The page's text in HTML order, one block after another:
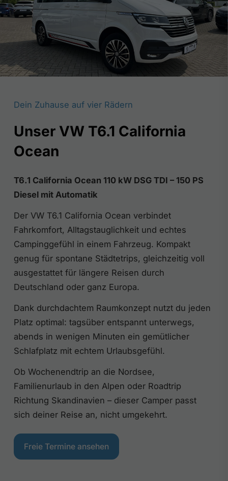
Dein Zuhause auf vier Rädern
Unser VW T6.1 California
Ocean
T6.1 California Ocean 110 kW DSG TDI – 150 PS
Diesel mit Automatik
Der VW T6.1 California Ocean verbindet
Fahrkomfort, Alltagstauglichkeit und echtes
Campinggefühl in einem Fahrzeug. Kompakt
genug für spontane Städtetrips, gleichzeitig voll
ausgestattet für längere Reisen durch
Deutschland oder ganz Europa.
Dank durchdachtem Raumkonzept nutzt du jeden
Platz optimal: tagsüber entspannt unterwegs,
abends in wenigen Minuten ein gemütlicher
Schlafplatz mit echtem Urlaubsgefühl.
Ob Wochenendtrip an die Nordsee,
Familienurlaub in den Alpen oder Roadtrip
Richtung Skandinavien – dieser Camper passt
sich deiner Reise an, nicht umgekehrt.
Freie Termine ansehen